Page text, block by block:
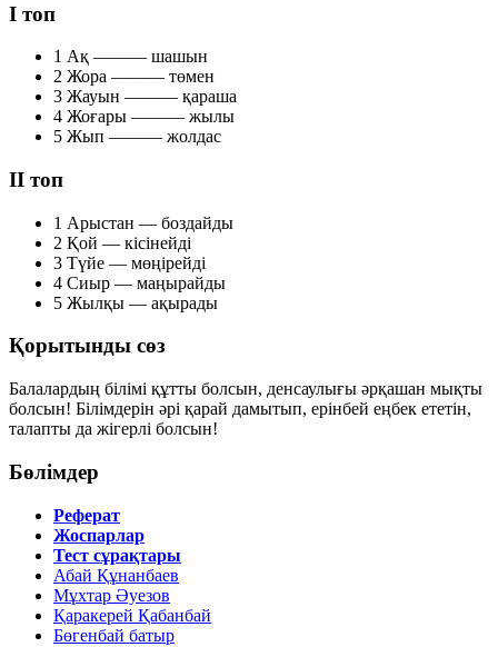
І топ
1 Ақ ——— шашын
2 Жора ——— төмен
3 Жауын ——— қараша
4 Жоғары ——— жылы
5 Жып ——— жолдас
ІІ топ
1 Арыстан — боздайды
2 Қой — кісінейді
3 Түйе — мөңірейді
4 Сиыр — маңырайды
5 Жылқы — ақырады
Қорытынды сөз
Балалардың білімі құтты болсын, денсаулығы әрқашан мықты
болсын! Білімдерін әрі қарай дамытып, ерінбей еңбек ететін,
талапты да жігерлі болсын!
Бөлімдер
Реферат
Жоспарлар
Тест сұрақтары
Абай Құнанбаев
Мұхтар Әуезов
Қаракерей Қабанбай
Бөгенбай батыр